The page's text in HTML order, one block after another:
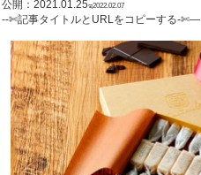
公開：2021.01.25ಇ2022.02.07
--✄記事タイトルとURLをコピーする-✄—